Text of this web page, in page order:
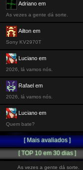
Adriano em
As vezes a gente dá sorte.
Ailton em
Sony KV2970T
Luciano em
2026, lá vamos nós.
Rafael em
2026, lá vamos nós.
Luciano em
Quem bate?
[ Mais avaliados ]
[ TOP 10 em 30 dias ]
As vezes a gente dá sorte.